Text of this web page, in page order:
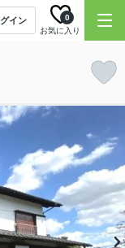
イン
お気に入り
0